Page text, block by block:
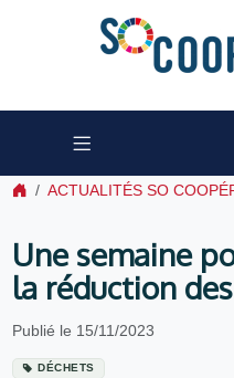
ACTUALITÉS SO
Une semaine
la réduction
Publié le 15/11/2023
DÉCHETS